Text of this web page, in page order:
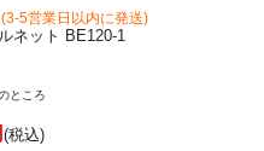
5営業日以内に発送)
ネット BE120-1
ところ
(税込)
ンテンツ